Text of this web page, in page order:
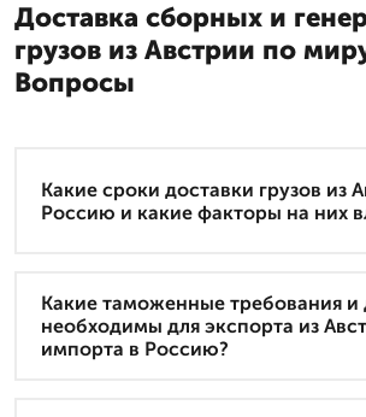
Доставка сборных и
грузов из Австрии по
Вопросы
Какие сроки доставки грузов из
Россию и какие факторы на них
Какие таможенные требования и
необходимы для экспорта из
импорта в Россию?